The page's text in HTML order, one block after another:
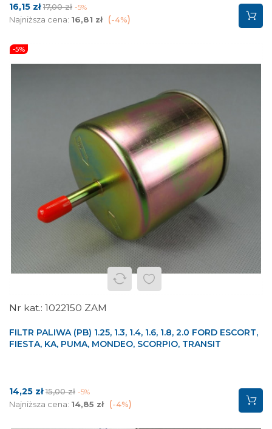
Cena
16,15 złCena
podstawowa
17,00 zł -5%
Najniższa cena: 16,81 zł -4%
-5%
1022150 ZAM
FILTR PALIWA (PB) 1.25, 1.3, 1.4, 1.6, 1.8, 2.0 FORD ESCORT,
FIESTA, KA, PUMA, MONDEO, SCORPIO, TRANSIT
Cena
14,25 złCena
podstawowa
15,00 zł -5%
Najniższa cena: 14,85 zł -4%